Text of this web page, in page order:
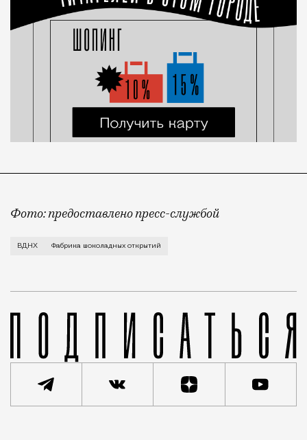
Фото: предоставлено пресс-службой
Все желающие набрать калорий к зиме под
ВДНХ Фабрика шоколадных открытий